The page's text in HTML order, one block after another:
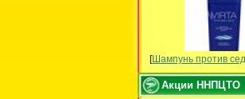
[Шампунь против
Акции ННПЦТО